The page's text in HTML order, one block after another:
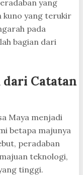
yang
kuno yang terukir
pada
bagian dari
Catatan
Maya menjadi
betapa majunya
peradaban
teknologi,
tinggi.